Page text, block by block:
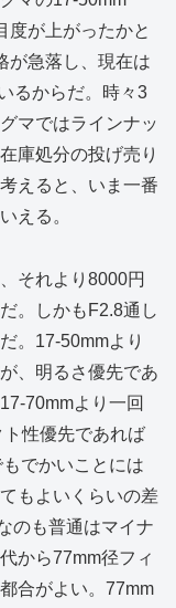
度が上がったかと
が急落し、現在は
るからだ。時々3
マではラインナッ
庫処分の投げ売り
えると、いま一番
える。
それより8000円
。しかもF2.8通し
。17-50mmより
、明るさ優先であ
70mmより一回
性優先であれば
でかいことには
もよいくらいの差
のも普通はマイナ
から77mm径フィ
合がよい。77mm